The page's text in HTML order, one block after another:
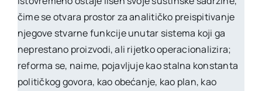
čime se otvara prostor za analitičko preispitivanje
njegove stvarne funkcije unutar sistema koji ga
neprestano proizvodi, ali rijetko operacionalizira;
reforma se, naime, pojavljuje kao stalna konstanta
političkog govora, kao obećanje, kao plan, kao